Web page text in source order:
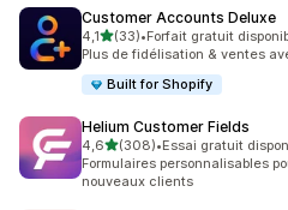
Customer Accounts Deluxe
4,1étoile(s) sur 5
(33)
33 avis au total
•Forfait gratuit
Plus de fidélisation & ventes
Built for Shopify
Helium Customer Fields
4,6étoile(s) sur 5
(308)
308 avis au total
•Essai gratuit
Formulaires personnalisables
nouveaux clients